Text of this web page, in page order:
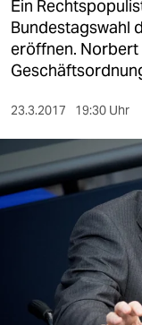
gesellschaft
kultur
sport
berlin
nord
wahrheit
verlag
Ein
Bundestagswahl
eröffnen.
23.3.2017 19:30 Uhr